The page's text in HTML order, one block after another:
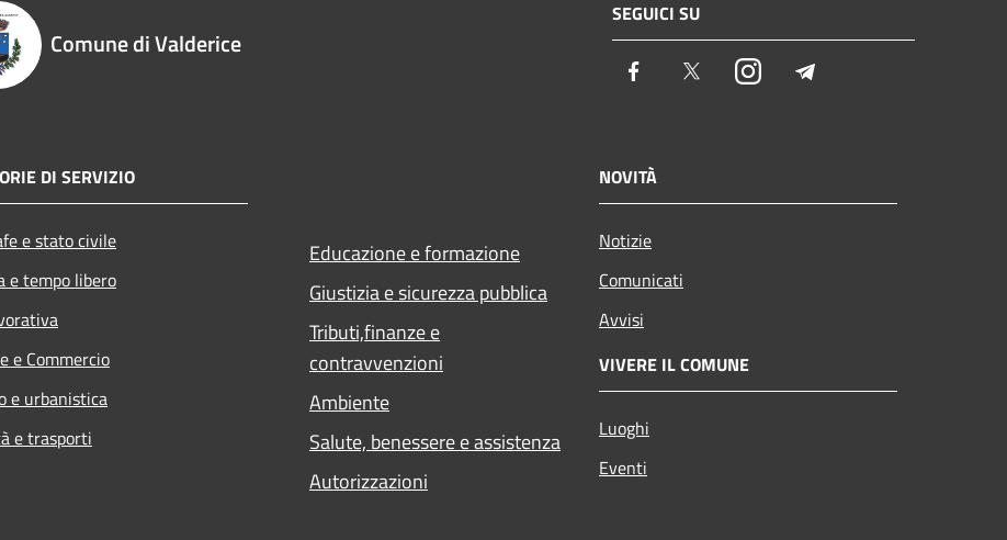
Comune di Valderice
SEGUICI SU
Facebook TwitterInstagram
DI SERVIZIO
e stato civile
e tempo libero
e Commercio
e urbanistica
e trasporti
Educazione e formazione
Giustizia e sicurezza pubblica
Tributi,finanze e
contravvenzioni
Ambiente
Salute, benessere e assistenza
Autorizzazioni
NOVITÀ
Notizie
Comunicati
Avvisi
VIVERE IL COMUNE
Luoghi
Eventi